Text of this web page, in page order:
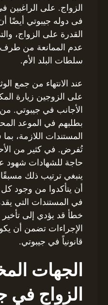
الزواج. على الراغبين
فى دوله جيبوتي أيضًا
القدرة على الزواج،
عدم الممانعة من طرف
سلطات البلد الأم.
عند الانتهاء من جمع
على الزوجين زيارة
الأجانب في جيبوتي. من
بطلبهم في الموعد
المستندات اللازمة،
تُفرض. في كثير من
حاجة للشهادات شهود
ينبغي ترتيب ذلك
أن يتأكدوا من وجود
في المستندات التي
خطأ قد يؤدي إلى تأخير
الإجراءات تضمن أن
قانونياً في جيبوتي.
الجهات
الزواج في